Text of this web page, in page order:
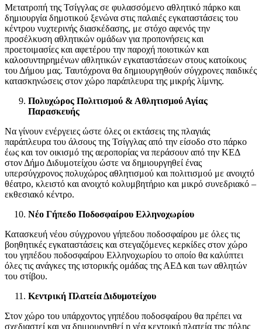
Μετατροπή της Τσίγγλας σε φυλασσόμενο αθλητικό πάρκο και
δημιουργία δημοτικού ξενώνα στις παλαιές εγκαταστάσεις του
κέντρου νυχτερινής διασκέδασης, με στόχο αφενός την
προσέλκυση αθλητικών ομάδων για προπονήσεις και
προετοιμασίες και αφετέρου την παροχή ποιοτικών και
καλοσυντηρημένων αθλητικών εγκαταστάσεων στους κατοίκους
του Δήμου μας. Ταυτόχρονα θα δημιουργηθούν σύγχρονες παιδικές
κατασκηνώσεις στον χώρο παράπλευρα της μικρής λίμνης.
Πολυχώρος Πολιτισμού & Αθλητισμού Αγίας
Παρασκευής
Να γίνουν ενέργειες ώστε όλες οι εκτάσεις της πλαγιάς
παράπλευρα του άλσους της Τσίγγλας από την είσοδο στο πάρκο
έως και τον οικισμό της αεροπορίας να περάσουν από την ΚΕΔ
στον Δήμο Διδυμοτείχου ώστε να δημιουργηθεί ένας
υπερσύγχρονος πολυχώρος αθλητισμού και πολιτισμού με ανοιχτό
θέατρο, κλειστό και ανοιχτό κολυμβητήριο και μικρό συνεδριακό –
εκθεσιακό κέντρο.
Νέο Γήπεδο Ποδοσφαίρου Ελληνοχωρίου
Κατασκευή νέου σύγχρονου γήπεδου ποδοσφαίρου με όλες τις
βοηθητικές εγκαταστάσεις και στεγαζόμενες κερκίδες στον χώρο
του γηπέδου ποδοσφαίρου Ελληνοχωρίου το οποίο θα καλύπτει
όλες τις ανάγκες της ιστορικής ομάδας της ΑΕΔ και των αθλητών
του στίβου.
Κεντρική Πλατεία Διδυμοτείχου
Στον χώρο του υπάρχοντος γηπέδου ποδοσφαίρου θα πρέπει να
σχεδιαστεί και να δημιουργηθεί η νέα κεντρική πλατεία της πόλης